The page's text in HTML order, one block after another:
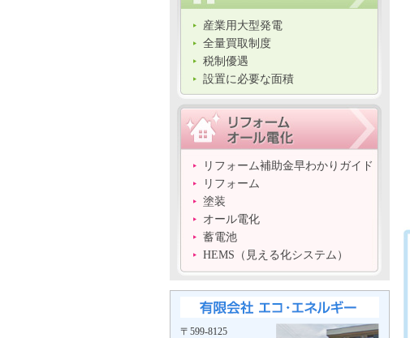
産業用大型発電
全量買取制度
税制優遇
設置に必要な面積
リフォーム補助金早わかりガイド
リフォーム
塗装
オール電化
蓄電池
HEMS（見える化システム）
〒599-8125